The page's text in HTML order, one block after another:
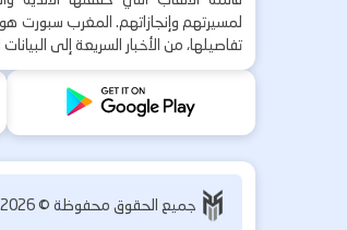
لمسيرتهم وإنجازاتهم. المغرب سبورت
تفاصيلها، من الأخبار السريعة إلى
جميع الحقوق محفوظة ©2026